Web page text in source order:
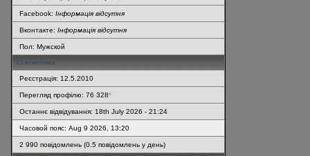
Facebook: Інформація відсутня
Вконтакте: Інформація відсутня
Пол: Мужской
Статистика
Реєстрація: 12.5.2010
Перегляд профілю: 76 328*
Останнє відвідування: 18th July 2026 - 21:24
Часовой пояс: Aug 9 2026, 13:20
2 990 повідомлень (0.5 повідомлень у день)